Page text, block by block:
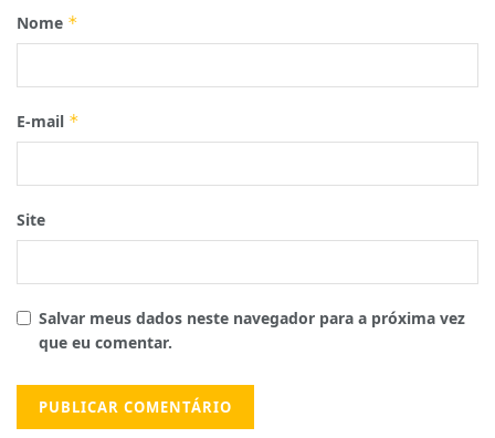
Nome *
E-mail *
Site
Salvar meus dados neste navegador para a próxima vez
que eu comentar.